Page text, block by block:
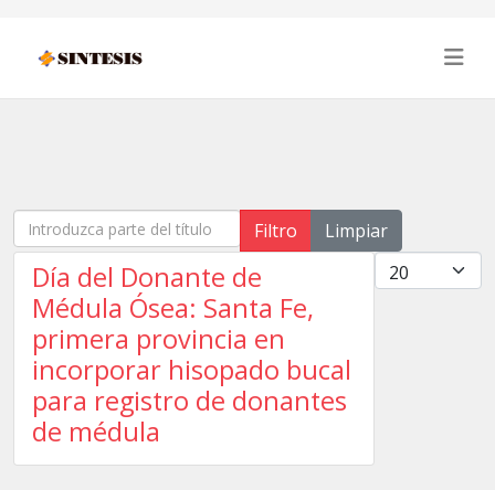
Introduzca parte del título Filtro
Limpiar
Cantidad
Día del Donante de
Médula Ósea: Santa Fe,
primera provincia en
incorporar hisopado bucal
para registro de donantes
de médula